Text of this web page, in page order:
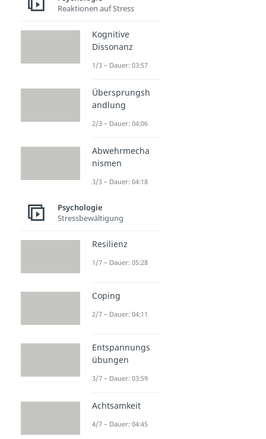
Reaktionen auf Stress
Kognitive
Dissonanz
1/3 – Dauer: 03:57
Übersprungsh
andlung
2/3 – Dauer: 04:06
Abwehrmecha
nismen
3/3 – Dauer: 04:18
Psychologie
Stressbewältigung
Resilienz
1/7 – Dauer: 05:28
Coping
2/7 – Dauer: 04:11
Entspannungs
übungen
3/7 – Dauer: 03:59
Achtsamkeit
4/7 – Dauer: 04:45